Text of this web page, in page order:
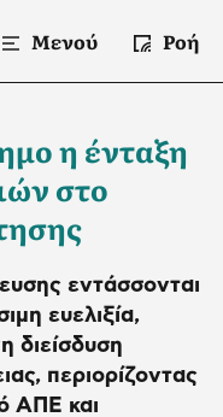
Μενού Ροή
η ένταξη
στο
εντάσσονται
ευελιξία,
διείσδυση
περιορίζοντας
ΑΠΕ και